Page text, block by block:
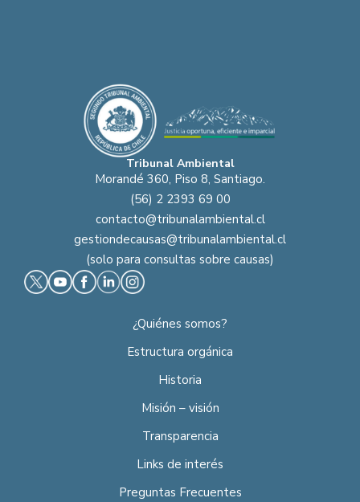
Tribunal Ambiental
Morandé 360, Piso 8, Santiago.
(56) 2 2393 69 00
contacto@tribunalambiental.cl
gestiondecausas@tribunalambiental.cl
(solo para consultas sobre causas)
¿Quiénes somos?
Estructura orgánica
Historia
Misión – visión
Transparencia
Links de interés
Preguntas Frecuentes